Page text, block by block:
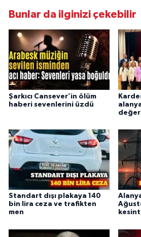
Bunlar da ilginizi çekebilir
Şarkıcı Cansever’in ölüm
haberi sevenlerini üzdü
Standart dışı plakaya 140
bin lira ceza ve trafikten
men